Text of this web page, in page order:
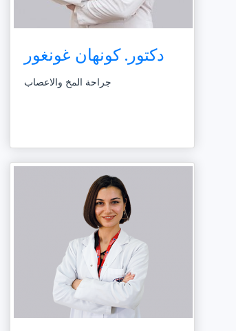
دكتور. كونهان غونغور
جراحة المخ والاعصاب